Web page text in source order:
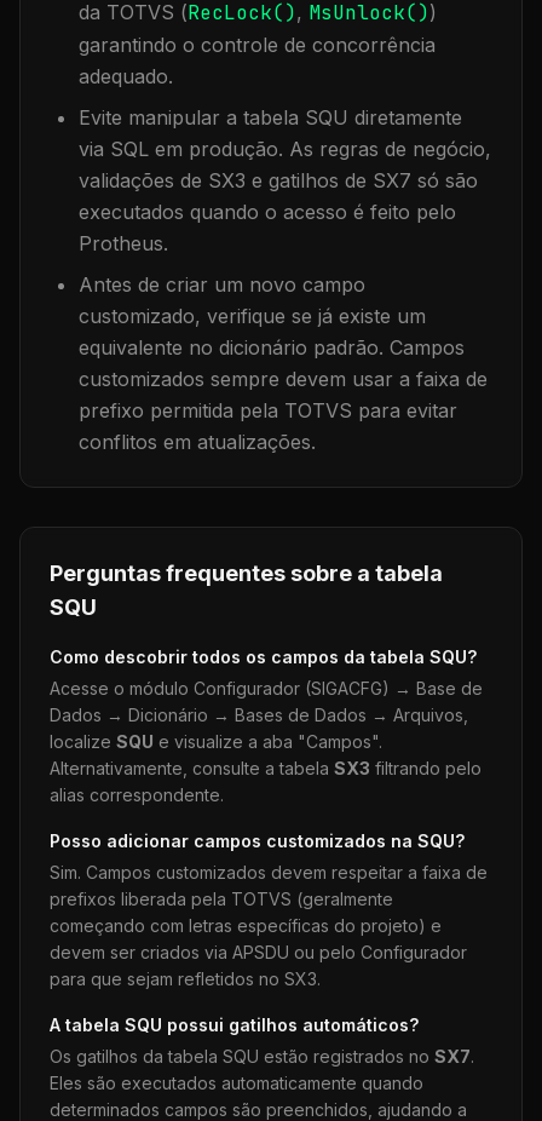
da TOTVS (RecLock(), MsUnlock())
garantindo o controle de concorrência
adequado.
Evite manipular a tabela SQU diretamente
via SQL em produção. As regras de negócio,
validações de SX3 e gatilhos de SX7 só são
executados quando o acesso é feito pelo
Protheus.
Antes de criar um novo campo
customizado, verifique se já existe um
equivalente no dicionário padrão. Campos
customizados sempre devem usar a faixa de
prefixo permitida pela TOTVS para evitar
conflitos em atualizações.
Perguntas frequentes sobre a tabela
SQU
Como descobrir todos os campos da tabela SQU?
Acesse o módulo Configurador (SIGACFG) → Base de
Dados → Dicionário → Bases de Dados → Arquivos,
localize SQU e visualize a aba "Campos".
Alternativamente, consulte a tabela SX3 filtrando pelo
alias correspondente.
Posso adicionar campos customizados na SQU?
Sim. Campos customizados devem respeitar a faixa de
prefixos liberada pela TOTVS (geralmente
começando com letras específicas do projeto) e
devem ser criados via APSDU ou pelo Configurador
para que sejam refletidos no SX3.
A tabela SQU possui gatilhos automáticos?
Os gatilhos da tabela SQU estão registrados no SX7.
Eles são executados automaticamente quando
determinados campos são preenchidos, ajudando a